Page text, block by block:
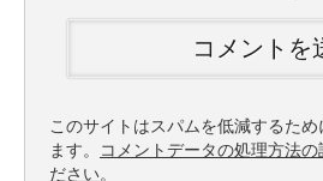
このサイトはスパムを低減するた
ます。
コメントデータの処理方法の
ださい。